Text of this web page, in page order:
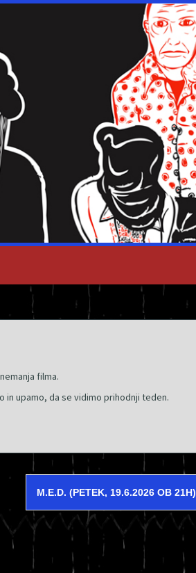
filma.
in upamo, da se vidimo prihodnji teden.
M.E.D. (PETEK, 19.6.2026 OB 21H)